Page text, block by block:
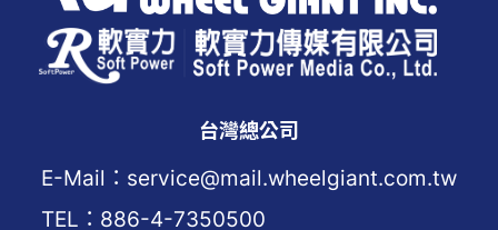
台灣總公司
E-Mail：service@mail.wheelgiant.com.tw
TEL：886-4-7350500